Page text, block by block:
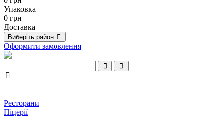
Упаковка
0 грн
Доставка
Виберіть район
Оформити замовлення
Ресторани
Піцерії